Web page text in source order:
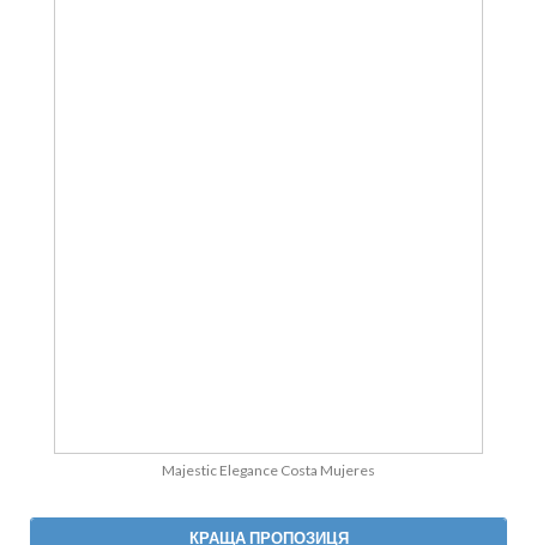
Majestic Elegance Costa Mujeres
КРАЩА ПРОПОЗИЦЯ